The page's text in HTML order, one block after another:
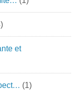
et
(1)